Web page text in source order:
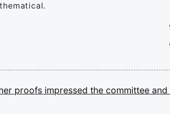
proofs impressed the committee and